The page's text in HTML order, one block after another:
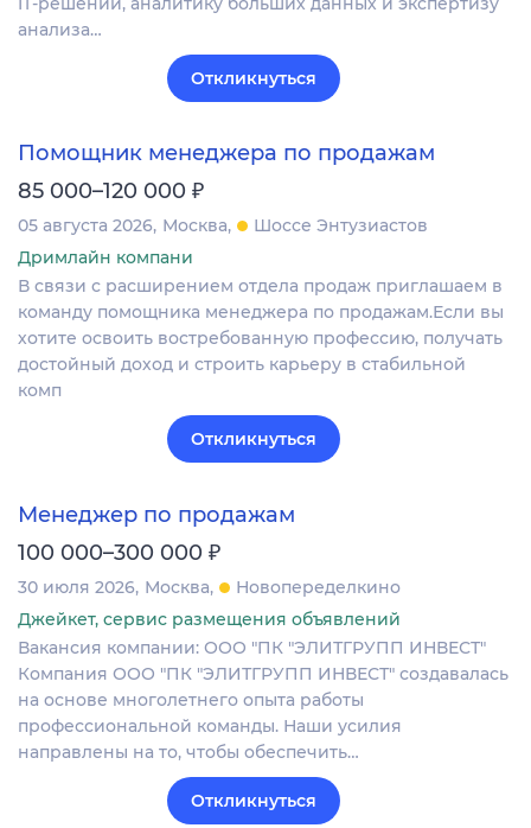
анализа…
Откликнуться
Помощник менеджера по продажам
85 000–120 000 ₽
05 августа 2026 Москва
Шоссе Энтузиастов
Дримлайн компани
В связи с расширением отдела продаж приглашаем в
команду помощника менеджера по продажам.Если вы
хотите освоить востребованную профессию, получать
достойный доход и строить карьеру в стабильной
комп
Откликнуться
Менеджер по продажам
100 000–300 000 ₽
30 июля 2026 Москва
Новопеределкино
Джейкет, сервис размещения объявлений
Вакансия компании: ООО "ПК "ЭЛИТГРУПП ИНВЕСТ"
Компания ООО "ПК "ЭЛИТГРУПП ИНВЕСТ" создавалась
на основе многолетнего опыта работы
профессиональной команды. Наши усилия
направлены на то, чтобы обеспечить…
Откликнуться